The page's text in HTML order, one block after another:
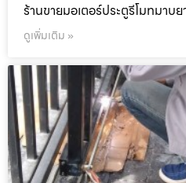
ร้านขายมอเตอร์ประตูรีโมทมาบ
ดูเพิ่มเติม »